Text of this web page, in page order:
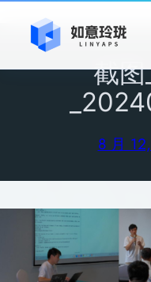
截
8 月